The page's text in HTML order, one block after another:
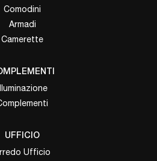
Comodini
Armadi
Camerette
Illuminazione
UFFICIO
Ufficio